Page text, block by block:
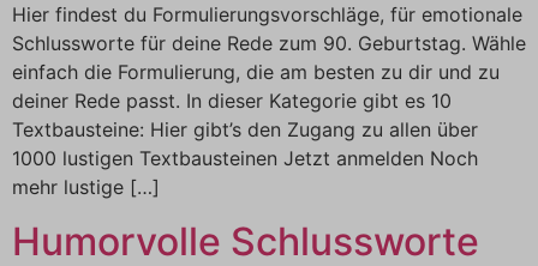
Hier findest du Formulierungsvorschläge, für emotionale
Schlussworte für deine Rede zum 90. Geburtstag. Wähle
einfach die Formulierung, die am besten zu dir und zu
deiner Rede passt. In dieser Kategorie gibt es 10
Textbausteine: Hier gibt’s den Zugang zu allen über
1000 lustigen Textbausteinen Jetzt anmelden Noch
mehr lustige […]
Humorvolle Schlussworte